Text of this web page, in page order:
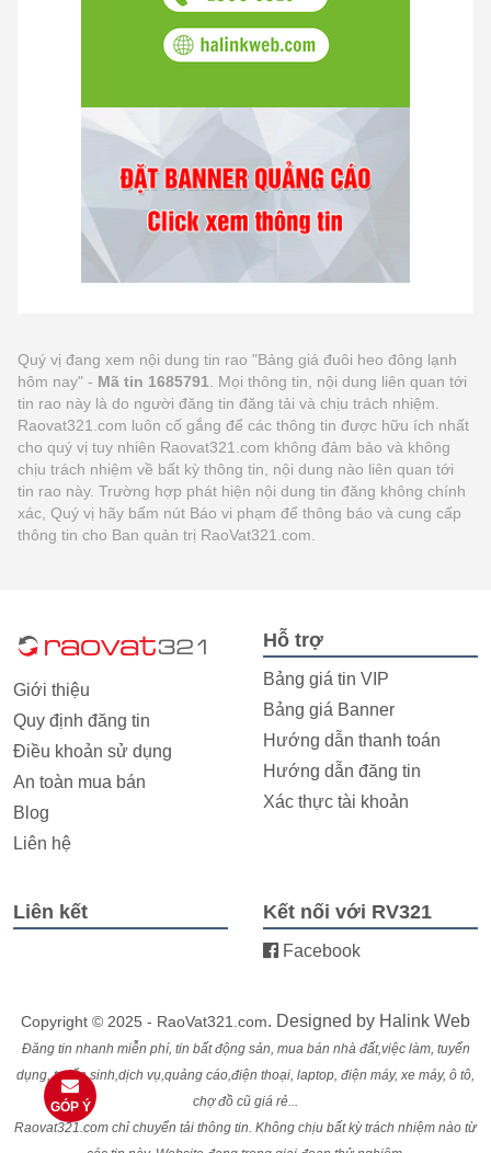
Quý vị đang xem nội dung tin rao "Bảng giá đuôi heo đông lạnh
hôm nay" - Mã tin 1685791 . Mọi thông tin, nội dung liên quan tới
tin rao này là do người đăng tin đăng tải và chịu trách nhiệm.
Raovat321.com luôn cố gắng để các thông tin được hữu ích nhất
cho quý vị tuy nhiên Raovat321.com không đảm bảo và không
chịu trách nhiệm về bất kỳ thông tin, nội dung nào liên quan tới
tin rao này. Trường hợp phát hiện nội dung tin đăng không chính
xác, Quý vị hãy bấm nút Báo vi phạm để thông báo và cung cấp
thông tin cho Ban quản trị RaoVat321.com.
Giới thiệu
Quy định đăng tin
Điều khoản sử dụng
An toàn mua bán
Blog
Liên hệ
Hỗ trợ
Bảng giá tin VIP
Bảng giá Banner
Hướng dẫn thanh toán
Hướng dẫn đăng tin
Xác thực tài khoản
Liên kết Kết nối với RV321
Facebook
Copyright © 2025 - RaoVat321.com. Designed by Halink Web
Đăng tin nhanh miễn phí, tin bất động sản, mua bán nhà đất,việc làm, tuyển
dụng, tuyển sinh,dịch vụ,quảng cáo,điện thoại, laptop, điện máy, xe máy, ô tô,
chợ đồ cũ giá rẻ...
Raovat321.com chỉ chuyển tải thông tin. Không chịu bất kỳ trách nhiệm nào từ
GÓP Ý